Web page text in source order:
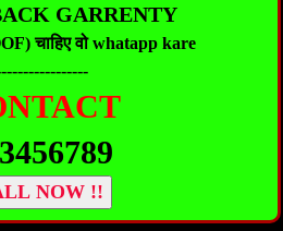
GARRENTY
चाहिए वो whatapp kare
NOW !!